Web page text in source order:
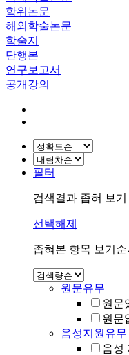
학위논문
해외학술논문
학술지
단행본
연구보고서
공개강의
필터
검색결과 좁혀 보기
선택해제
좁혀본 항목 보기순
원문유무
원문
원문
음성지원유무
음성